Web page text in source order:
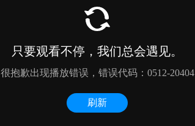
只要观看不停，我们总会遇见。
很抱歉出现播放错误，错误代码：0512-20404
刷新